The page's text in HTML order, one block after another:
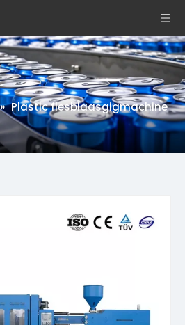
» Plastic flesblaasgigmachine